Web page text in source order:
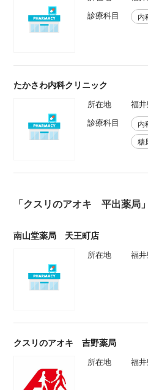
診療科目
内
たかさわ内科クリニック
所在地
福
診療科目
内
糖
「クスリのアオキ 平出薬局
南山堂薬局 天王町店
所在地 福
クスリのアオキ 吉野薬局
所在地 福